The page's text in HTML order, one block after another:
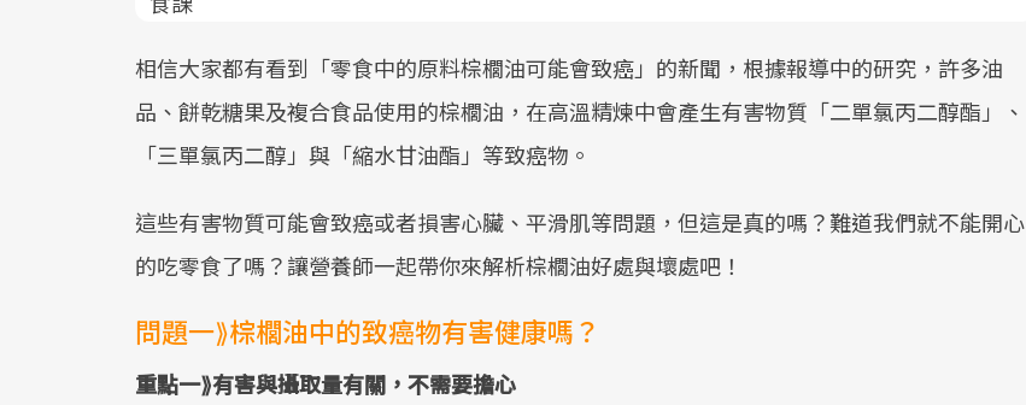
相信大家都有看到「零食中的原料棕櫚油可能會致癌」的新聞，根據報導中的研究，許多油
品、餅乾糖果及複合食品使用的棕櫚油，在高溫精煉中會產生有害物質「二單氯丙二醇酯」、
「三單氯丙二醇」與「縮水甘油酯」等致癌物。
這些有害物質可能會致癌或者損害心臟、平滑肌等問題，但這是真的嗎？難道我們就不能開心
的吃零食了嗎？讓營養師一起帶你來解析棕櫚油好處與壞處吧！
問題一⟫棕櫚油中的致癌物有害健康嗎？
重點一⟫有害與攝取量有關，不需要擔心
一起成為台灣健康促進的推手之一！